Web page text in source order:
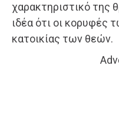
χαρακτηριστικό της
ιδέα ότι οι κορυφές
κατοικίας των θεών.